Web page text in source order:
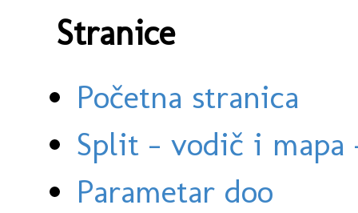
Stranice
Početna stranica
Split - vodič i
Parametar doo